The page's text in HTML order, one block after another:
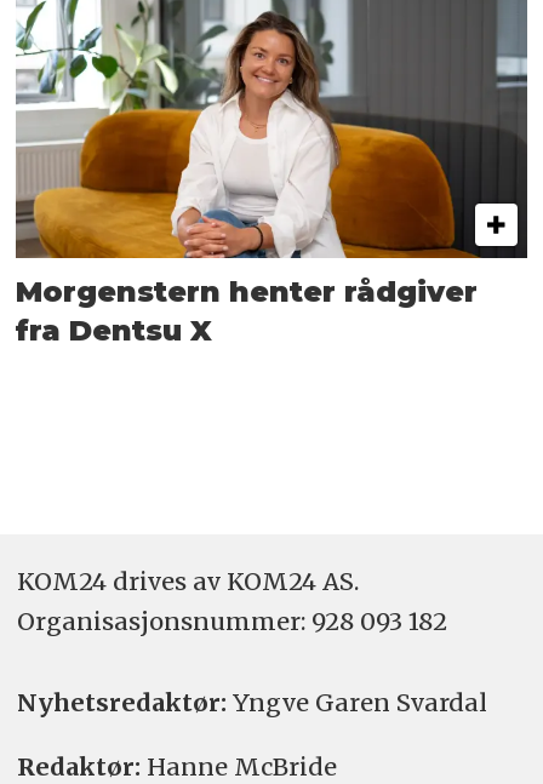
Morgenstern henter rådgiver
fra Dentsu X
KOM24 drives av KOM24 AS.
Organisasjons­nummer: 928 093 182
Nyhetsredaktør: Yngve Garen Svardal
Redaktør: Hanne McBride